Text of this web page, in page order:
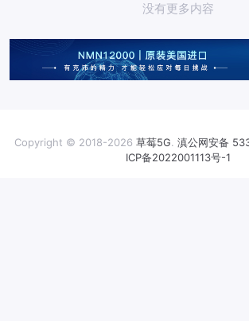
没有更多内容
Copyright © 2018-2026 草莓5G. 滇公网安备
ICP备2022001113号-1